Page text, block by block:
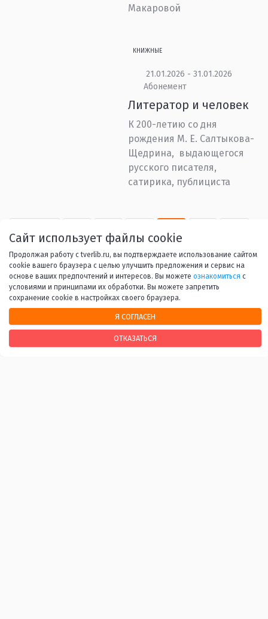
Макаровой
КНИЖНЫЕ
21.01.2026 - 31.01.2026
Абонемент
Литератор и человек
К 200-летию со дня
рождения М. Е. Салтыкова-
Щедрина, выдающегося
русского писателя,
сатирика, публициста
... 53 Вперед
Сайт использует файлы cookie
Продолжая работу с tverlib.ru, вы подтверждаете использование сайтом
cookie вашего браузера с целью улучшить предложения и сервис на
основе ваших предпочтений и интересов. Вы можете ознакомиться с
условиями и принципами их обработки. Вы можете запретить
сохранение cookie в настройках своего браузера.
Я СОГЛАСЕН
ОТКАЗАТЬСЯ